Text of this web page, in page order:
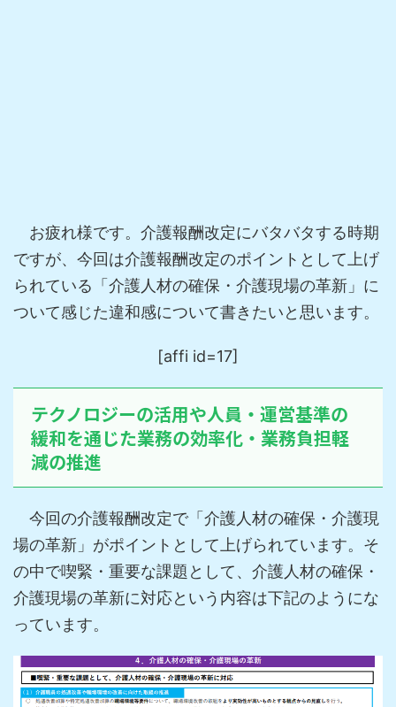
お疲れ様です。介護報酬改定にバタバタする時期
ですが、今回は介護報酬改定のポイントとして上げ
られている「介護人材の確保・介護現場の革新」に
ついて感じた違和感について書きたいと思います。
[affi id=17]
テクノロジーの活用や人員・運営基準の
緩和を通じた業務の効率化・業務負担軽
減の推進
今回の介護報酬改定で「介護人材の確保・介護現
場の革新」がポイントとして上げられています。そ
の中で喫緊・重要な課題として、介護人材の確保・
介護現場の革新に対応という内容は下記のようにな
っています。